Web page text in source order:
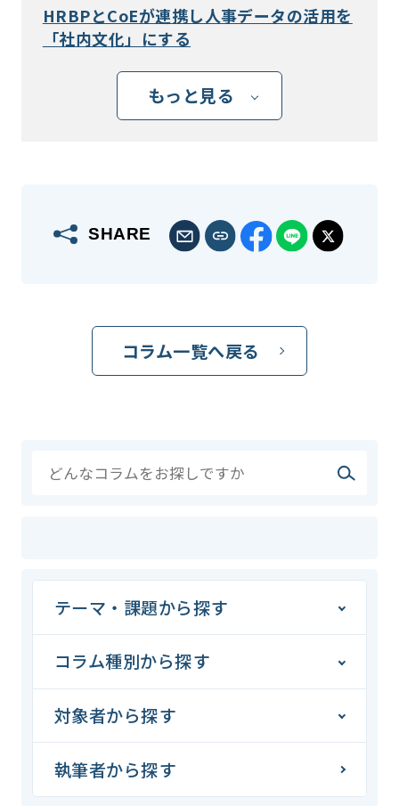
HRBPとCoEが連携し人事データの活用を
「社内文化」にする
もっと見る
SHARE
コラム一覧へ戻る
テーマ・課題から探す
コラム種別から探す
対象者から探す
執筆者から探す